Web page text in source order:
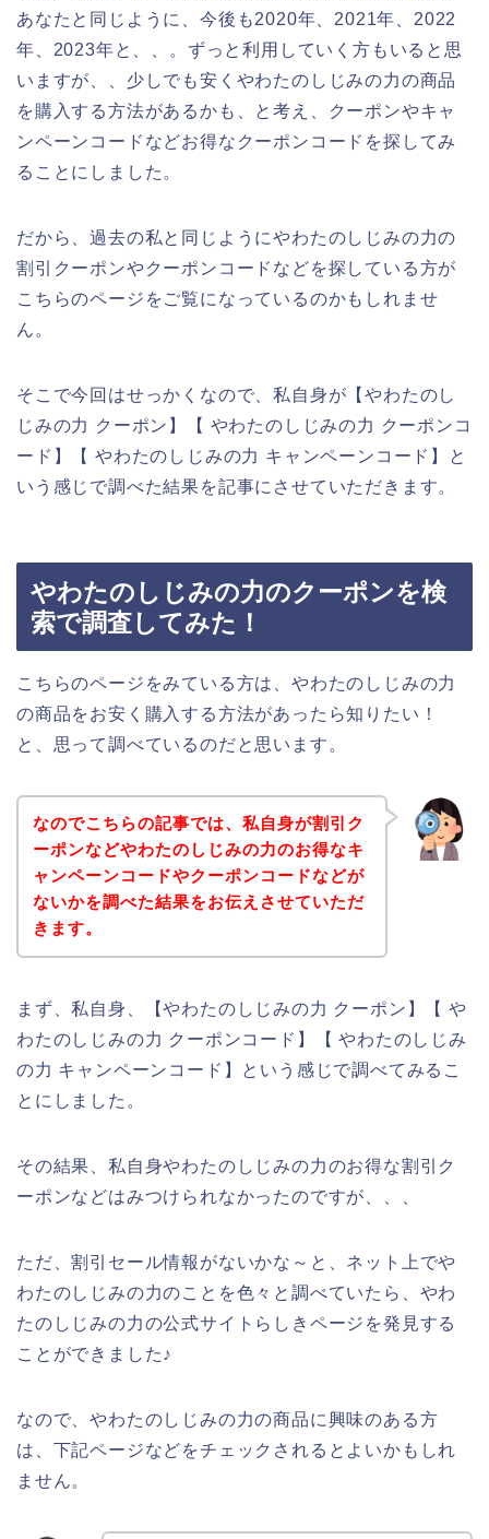
あなたと同じように、今後も2020年、2021年、2022
年、2023年と、、。ずっと利用していく方もいると思
いますが、、少しでも安くやわたのしじみの力の商品
を購入する方法があるかも、と考え、クーポンやキャ
ンペーンコードなどお得なクーポンコードを探してみ
ることにしました。
だから、過去の私と同じようにやわたのしじみの力の
割引クーポンやクーポンコードなどを探している方が
こちらのページをご覧になっているのかもしれませ
ん。
そこで今回はせっかくなので、私自身が【やわたのし
じみの力 クーポン】【 やわたのしじみの力 クーポンコ
ード】【 やわたのしじみの力 キャンペーンコード】と
いう感じで調べた結果を記事にさせていただきます。
やわたのしじみの力のクーポンを検
索で調査してみた！
こちらのページをみている方は、やわたのしじみの力
の商品をお安く購入する方法があったら知りたい！
と、思って調べているのだと思います。
なのでこちらの記事では、私自身が割引ク
ーポンなどやわたのしじみの力のお得なキ
ャンペーンコードやクーポンコードなどが
ないかを調べた結果をお伝えさせていただ
きます。
まず、私自身、【やわたのしじみの力 クーポン】【 や
わたのしじみの力 クーポンコード】【 やわたのしじみ
の力 キャンペーンコード】という感じで調べてみるこ
とにしました。
その結果、私自身やわたのしじみの力のお得な割引ク
ーポンなどはみつけられなかったのですが、、、
ただ、割引セール情報がないかな～と、ネット上でや
わたのしじみの力のことを色々と調べていたら、やわ
たのしじみの力の公式サイトらしきページを発見する
ことができました♪
なので、やわたのしじみの力の商品に興味のある方
は、下記ページなどをチェックされるとよいかもしれ
ません。